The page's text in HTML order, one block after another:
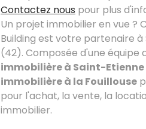
Contactez nous pour plus
Un projet immobilier en vue ?
Building est votre partenaire à
(42). Composée d'une équipe
immobilière à Saint-Etienne
immobilière à la Fouillouse
pour l'achat, la vente, la
immobilier.